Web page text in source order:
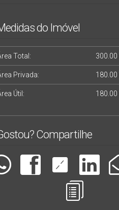
do Imóvel
Total: 300 .00
Privada: 180 .00
Útil: 180 .00
Compartilhe